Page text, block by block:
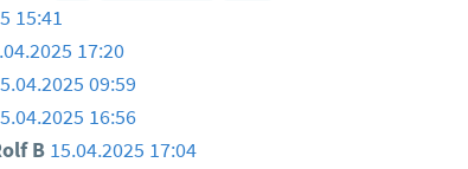
15:41
17:20
09:59
16:56
B 15.04.2025 17:04